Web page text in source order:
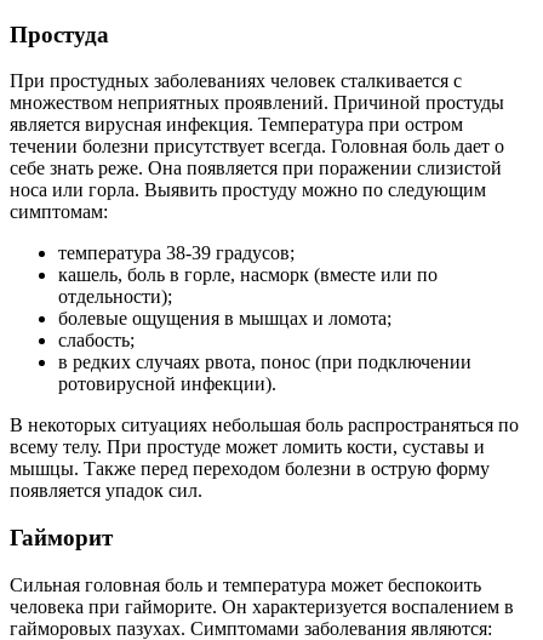
Простуда
При простудных заболеваниях человек сталкивается с
множеством неприятных проявлений. Причиной простуды
является вирусная инфекция. Температура при остром
течении болезни присутствует всегда. Головная боль дает о
себе знать реже. Она появляется при поражении слизистой
носа или горла. Выявить простуду можно по следующим
симптомам:
температура 38-39 градусов;
кашель, боль в горле, насморк (вместе или по
отдельности);
болевые ощущения в мышцах и ломота;
слабость;
в редких случаях рвота, понос (при подключении
ротовирусной инфекции).
В некоторых ситуациях небольшая боль распространяться по
всему телу. При простуде может ломить кости, суставы и
мышцы. Также перед переходом болезни в острую форму
появляется упадок сил.
Гайморит
Сильная головная боль и температура может беспокоить
человека при гайморите. Он характеризуется воспалением в
гайморовых пазухах. Симптомами заболевания являются: